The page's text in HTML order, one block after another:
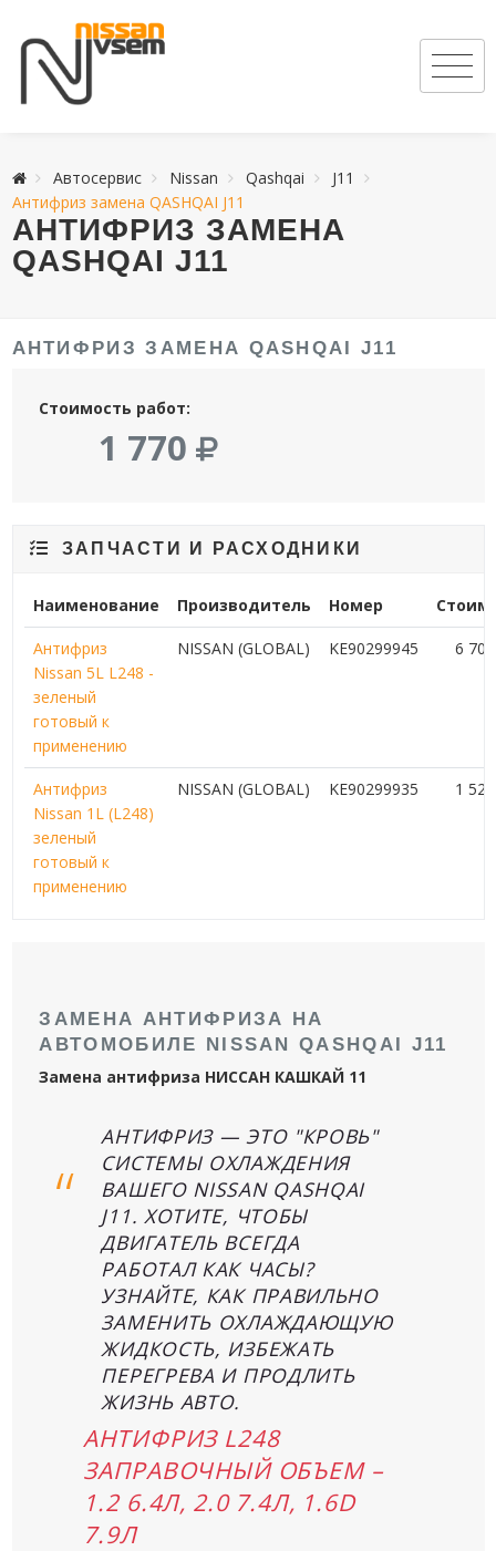
Автосервис Nissan Qashqai
J11
Антифриз замена QASHQAI J11
АНТИФРИЗ ЗАМЕНА
QASHQAI J11
АНТИФРИЗ ЗАМЕНА QASHQAI J11
Стоимость работ:
1 770
ЗАПЧАСТИ И РАСХОДНИКИ
Наименование Производитель Номер
Антифриз
Nissan 5L L248 -
зеленый
готовый к
применению
NISSAN (GLOBAL) KE90299945 6
Антифриз
Nissan 1L (L248)
зеленый
готовый к
применению
NISSAN (GLOBAL) KE90299935 1
ЗАМЕНА АНТИФРИЗА НА
АВТОМОБИЛЕ NISSAN QASHQAI J11
Замена антифриза НИССАН КАШКАЙ 11
АНТИФРИЗ — ЭТО "КРОВЬ"
СИСТЕМЫ ОХЛАЖДЕНИЯ
ВАШЕГО NISSAN QASHQAI
J11. ХОТИТЕ, ЧТОБЫ
ДВИГАТЕЛЬ ВСЕГДА
РАБОТАЛ КАК ЧАСЫ?
УЗНАЙТЕ, КАК ПРАВИЛЬНО
ЗАМЕНИТЬ ОХЛАЖДАЮЩУЮ
ЖИДКОСТЬ, ИЗБЕЖАТЬ
ПЕРЕГРЕВА И ПРОДЛИТЬ
ЖИЗНЬ АВТО.
АНТИФРИЗ L248
ЗАПРАВОЧНЫЙ ОБЪЕМ –
1.2 6.4Л, 2.0 7.4Л, 1.6D
7.9Л